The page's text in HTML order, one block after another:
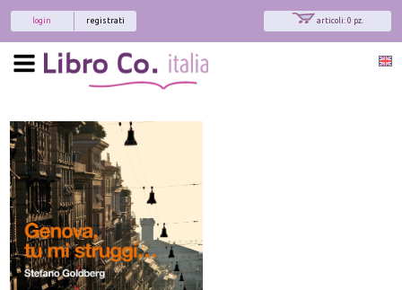
articoli: 0 pz.
registrati
login